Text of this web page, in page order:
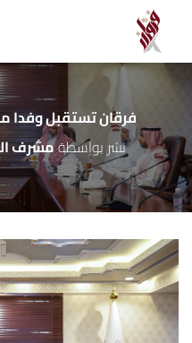
فرقان تستقبل وفدا
نشر بواسطةمشرف